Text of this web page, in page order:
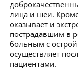
лица и шеи.
оказывает и
пострадавшим в
больным с
осуществляет
пациентами.